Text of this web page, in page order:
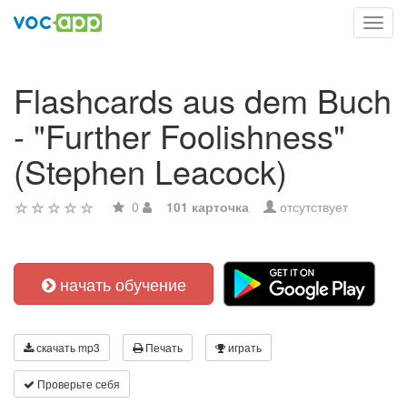
Flashcards aus dem Buch
- "Further Foolishness"
(Stephen Leacock)
0 101 карточка отсутствует
начать обучение
скачать mp3 Печать играть
Проверьте себя